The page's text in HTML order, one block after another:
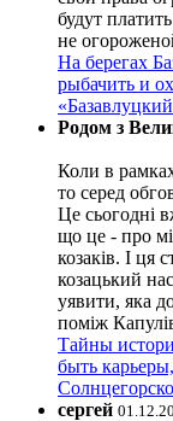
будут
не
На берегах
рыбачить и
Родом з
Коли в
то серед
Це сьогодні
що це - про
козаків. І ця
козацький
уявити, яка
поміж
Тайны
быть
сергей